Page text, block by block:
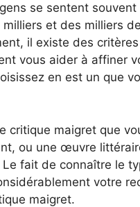
se sentent
et des milliers
il existe des
vous aider à affiner
en est un que
critique maigret que
ou une œuvre
fait de connaître le
votre
maigret.